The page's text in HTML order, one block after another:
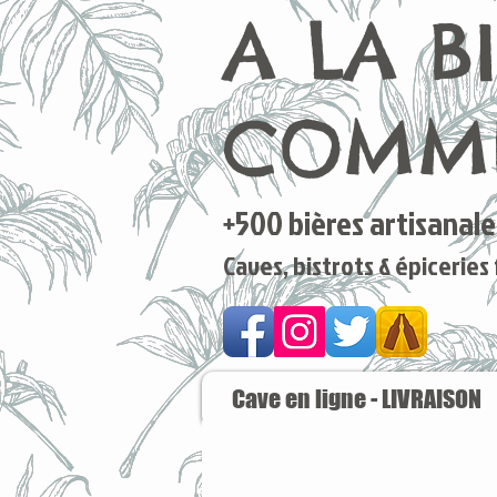
+500 bières
Caves, bistrots & épiceries
A LA
Cave en ligne - LIVRAISON